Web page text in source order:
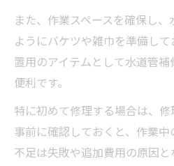
また、作業スペースを確保し
ようにバケツや雑巾を準備し
置用のアイテムとして水道管補
便利です。
特に初めて修理する場合は、
事前に確認しておくと、作業
不足は失敗や追加費用の原因